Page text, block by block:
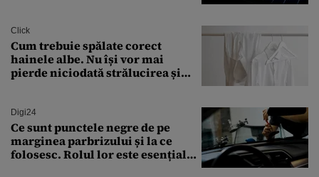
Click
Cum trebuie spălate corect
hainele albe. Nu își vor mai
pierde niciodată strălucirea și
Digi24
Ce sunt punctele negre de pe
marginea parbrizului și la ce
folosesc. Rolul lor este esențial